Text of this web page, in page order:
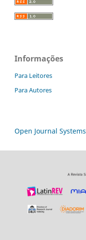
Informações
Para Leitores
Para Autores
Open Journal Systems